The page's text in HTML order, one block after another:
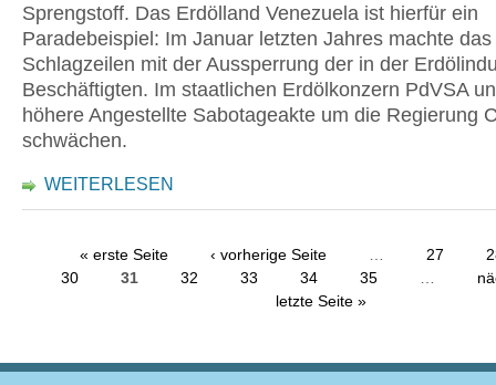
Sprengstoff. Das Erdölland Venezuela ist hierfür ein
Paradebeispiel: Im Januar letzten Jahres machte
Schlagzeilen mit der Aussperrung der in der
Beschäftigten. Im staatlichen Erdölkonzern PdVSA
höhere Angestellte Sabotageakte um die Regierung
schwächen.
WEITERLESEN
« erste Seite ‹ vorherige Seite … 27
30
31 32 33 34 35 …
letzte Seite »